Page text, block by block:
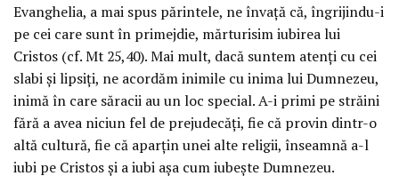
Evanghelia, a mai spus părintele, ne învață că, îngrijindu-i
pe cei care sunt în primejdie, mărturisim iubirea lui
Cristos (cf. Mt 25,40). Mai mult, dacă suntem atenți cu cei
slabi și lipsiți, ne acordăm inimile cu inima lui Dumnezeu,
inimă în care săracii au un loc special. A-i primi pe străini
fără a avea niciun fel de prejudecăți, fie că provin dintr-o
altă cultură, fie că aparțin unei alte religii, înseamnă a-l
iubi pe Cristos și a iubi așa cum iubește Dumnezeu.